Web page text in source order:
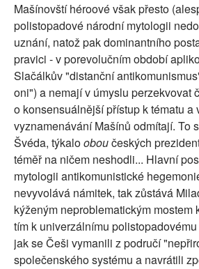
Mašínovští héroové však přesto
polistopadové národní mytologii
uznání, natož pak dominantního
pravici - v porevolučním období
Slačálkův "distanční
oni") a nemají v úmyslu perzekvovat
o konsensuálnější přístup k tématu a
vyznamenávání Mašínů odmítají. To
Švéda, týkalooboučeských
téměř na ničem neshodli... Hlavní
mytologii antikomunistické
nevyvolává námitek, tak zůstává
kýženým neproblematickým mostem
tím k univerzálnímu
jak se Češi vymanili z područí
společenského systému a navrátili